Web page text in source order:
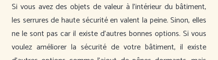
Si vous avez des objets de valeur à l’intérieur du bâtiment,
les serrures de haute sécurité en valent la peine. Sinon, elles
ne le sont pas car il existe d’autres bonnes options. Si vous
voulez améliorer la sécurité de votre bâtiment, il existe